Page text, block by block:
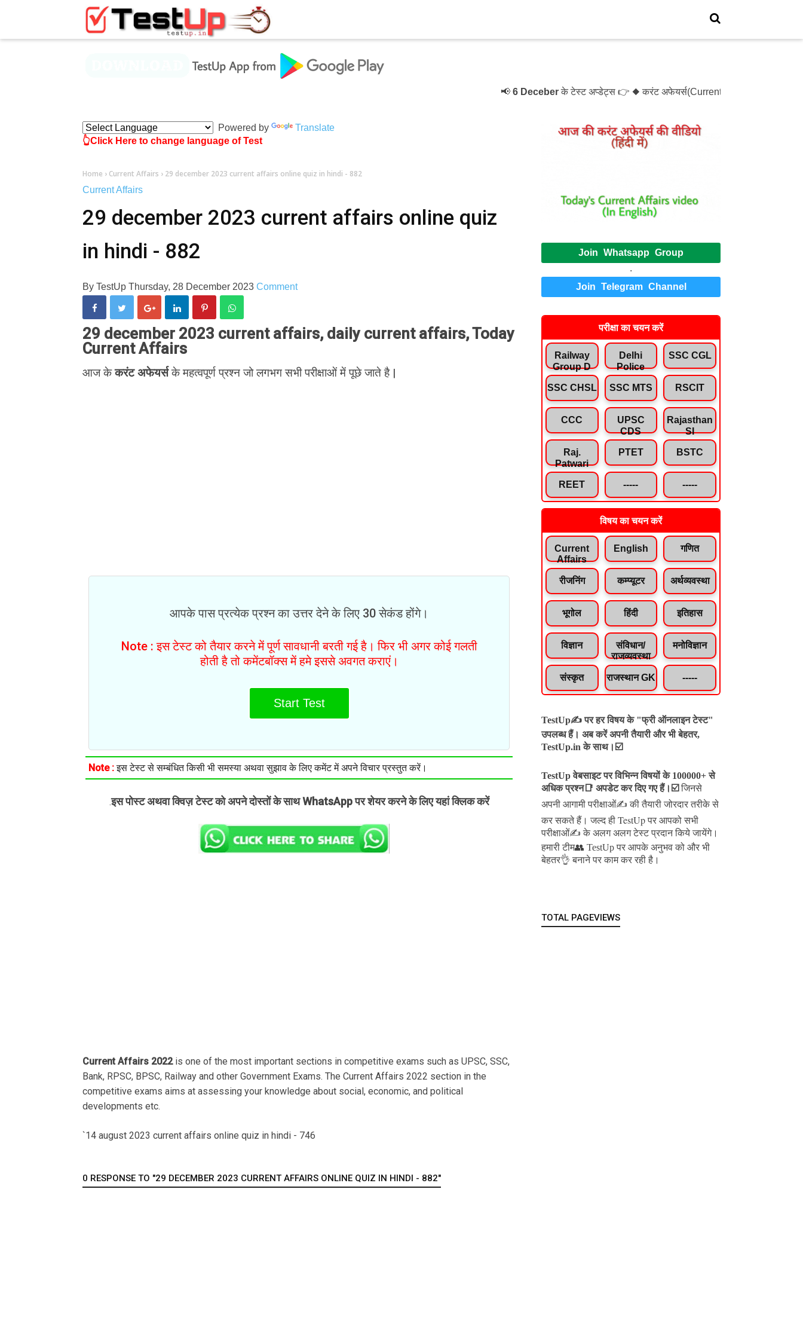
6 Deceberके टेस्ट अप्डेट्स 👉 ◆ करंट अफेयर्स(Current Affairs)- Test- 1214 ◆
Powered by
Translate
👆Click Here to change language of Test
Home › Current Affairs › 29 december 2023 current affairs online quiz in hindi - 882
Current Affairs
29 december 2023 current affairs online quiz
in hindi - 882
By TestUp Thursday, 28 December 2023 Comment
29 december 2023 current affairs, daily current affairs, Today
Current Affairs
आज केकरंट अफेयर्सके महत्वपूर्ण प्रश्न जो लगभग सभी परीक्षाओं में पूछे जाते है |
आपके पास प्रत्येक प्रश्न का उत्तर देने के लिए 30 सेकंड होंगे।
Note : इस टेस्ट को तैयार करने में पूर्ण सावधानी बरती गई है। फिर भी अगर कोई गलती
होती है तो कमेंटबॉक्स में हमे इससे अवगत कराएं।
Start Test
Note :इस टेस्ट से सम्बंधित किसी भी समस्या अथवा सुझाव के लिए कमेंट में अपने विचार प्रस्तुत करें।
.इस पोस्ट अथवा क्विज़ टेस्ट को अपने दोस्तों के साथ WhatsApp पर शेयर करने के लिए यहां क्लिक करें
Current Affairs 2022is one of the most important sections in competitive exams such as UPSC, SSC,
Bank, RPSC, BPSC, Railway and other Government Exams. The Current Affairs 2022 section in the
competitive exams aims at assessing your knowledge about social, economic, and political
developments etc.
`14 august 2023 current affairs online quiz in hindi - 746
0 RESPONSE TO "29 DECEMBER 2023 CURRENT AFFAIRS ONLINE QUIZ IN HINDI - 882"
Join Whatsapp Group
.
Join Telegram Channel
परीक्षा का चयन करें
Railway
Group D
Delhi
Police
SSC CGL
SSC CHSL SSC MTS RSCIT
CCC
UPSC
CDS
Rajasthan
SI
Raj.
Patwari
PTET BSTC
REET ----- -----
विषय का चयन करें
Current
Affairs
English गणित
रीजनिंग कम्प्यूटर अर्थव्यवस्था
भूगोल हिंदी इतिहास
विज्ञान
संविधान/
राजव्यवस्था
मनोविज्ञान
संस्कृत राजस्थान GK -----
TestUp✍️ पर हर विषय के "फ्री ऑनलाइन टेस्ट"
उपलब्ध हैं। अब करें अपनी तैयारी और भी बेहतर,
TestUp.in के साथ।☑️
TestUp वेबसाइट पर विभिन्न विषयों के 100000+ से
अधिक प्रश्न📑 अपडेट कर दिए गए हैं। ☑️ जिनसे
अपनी आगामी परीक्षाओं✍️ की तैयारी जोरदार तरीके से
कर सकते हैं।जल्द ही TestUp पर आपको सभी
परीक्षाओं✍️ के अलग अलग टेस्ट प्रदान किये जायेंगे।
हमारी टीम👥 TestUp पर आपके अनुभव को और भी
बेहतर👌 बनाने पर काम कर रही है।
TOTAL PAGEVIEWS